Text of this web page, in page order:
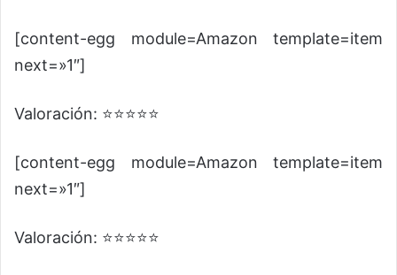
[content-egg module=Amazon template=item
next=»1″]
Valoración: ⭐⭐⭐⭐⭐
[content-egg module=Amazon template=item
next=»1″]
Valoración: ⭐⭐⭐⭐⭐